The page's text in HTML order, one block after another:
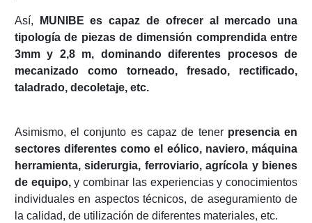
Así,
MUNIBE es capaz de ofrecer al mercado una
tipología de piezas de dimensión comprendida entre
3mm y 2,8 m, dominando diferentes procesos de
mecanizado como torneado, fresado, rectificado,
taladrado, decoletaje, etc.
Asimismo, el conjunto es capaz de tener presencia en
sectores diferentes como el eólico, naviero, máquina
herramienta, siderurgia, ferroviario, agrícola y bienes
de equipo,y combinar las experiencias y conocimientos
individuales en aspectos técnicos, de aseguramiento de
la calidad, de utilización de diferentes materiales, etc.